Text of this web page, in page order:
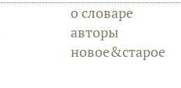
о словаре
авторы
новое&старое